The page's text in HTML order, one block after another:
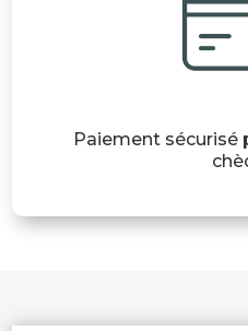
Paiement sécurisé